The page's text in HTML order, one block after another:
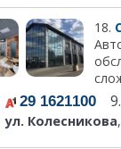
18.
29 1621100
ул. Колесникова